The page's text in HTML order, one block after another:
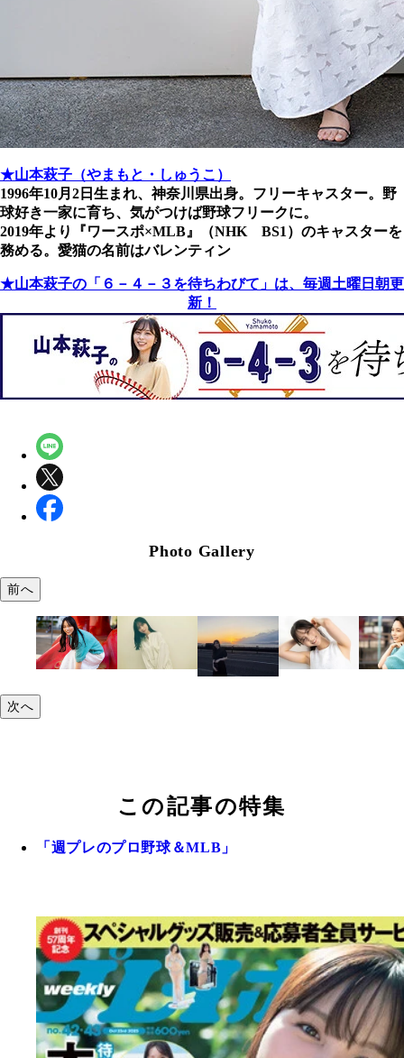
★山本萩子（やまもと・しゅうこ）
1996年10月2日生まれ、神奈川県出身。フリーキャスター。野
球好き一家に育ち、気がつけば野球フリークに。
2019年より『ワースポ×MLB』（NHK BS1）のキャスターを
務める。愛猫の名前はバレンティン
★山本萩子の「６－４－３を待ちわびて」は、毎週土曜日朝更
新！
Photo Gallery
前へ
次へ
この記事の特集
「週プレのプロ野球＆MLB」